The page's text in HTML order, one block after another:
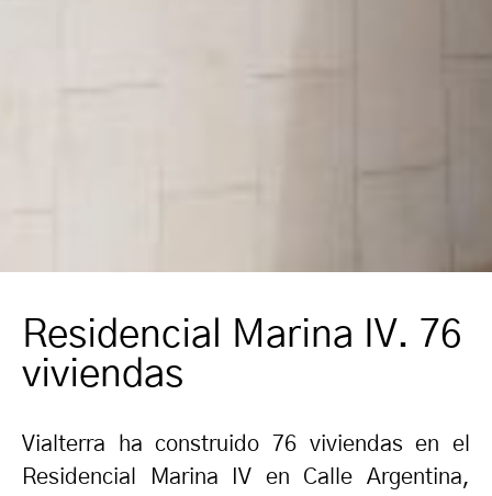
Residencial Marina IV. 76
viviendas
Vialterra ha construido 76 viviendas en el
Residencial Marina IV en Calle Argentina,